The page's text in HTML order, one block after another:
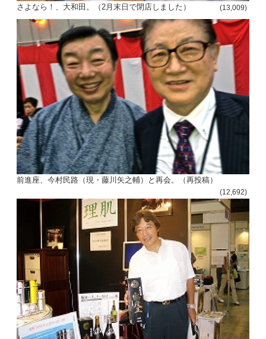
さよなら！、大和田。（2月末日で閉店しました） (13,009)
前進座、今村民路（現・藤川矢之輔）と再会。（再投稿）
(12,692)